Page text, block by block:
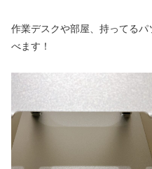
作業デスクや部屋、持ってる
べます！